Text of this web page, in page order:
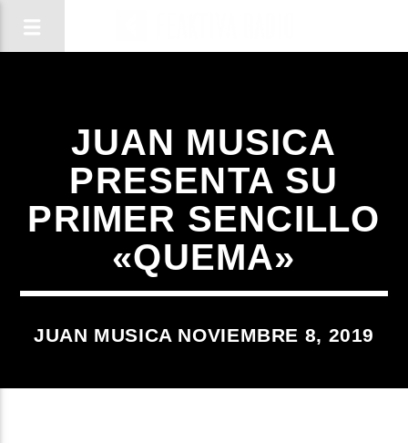
JUAN MUSICA
PRESENTA SU
PRIMER SENCILLO
«QUEMA»
JUAN MUSICA NOVIEMBRE 8, 2019